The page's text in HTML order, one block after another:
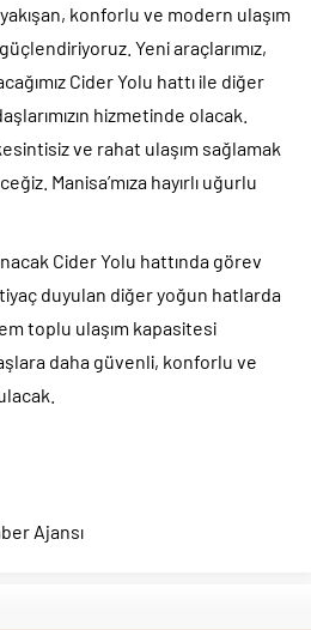
yakışan, konforlu ve modern ulaşım
Yeni araçlarımız,
Cider Yolu hattı ile diğer
hizmetinde olacak.
ve rahat ulaşım sağlamak
Manisa’mıza hayırlı uğurlu
Cider Yolu hattında görev
duyulan diğer yoğun hatlarda
toplu ulaşım kapasitesi
daha güvenli, konforlu ve
Ajansı